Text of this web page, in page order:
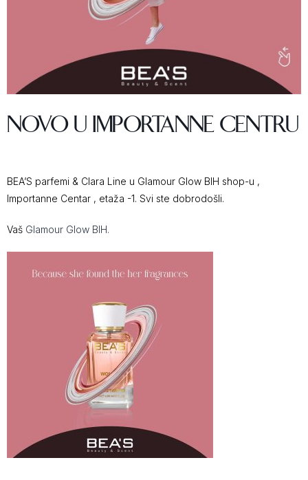
NOVO U IMPORTANNE CENTRU
BEA’S parfemi & Clara Line u Glamour Glow BIH shop-u ,
Importanne Centar , etaža -1. Svi ste dobrodošli.
Vaš Glamour Glow BIH.